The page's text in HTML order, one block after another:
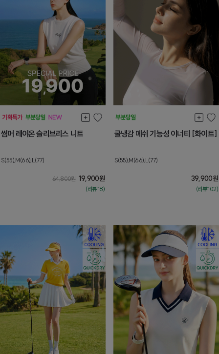
썸머 레이온 슬리브리스 니트
S(55),M(66),L(77)
64,800원 19,900원
(리뷰:18)
쿨냉감 메쉬 기능성 이너티 [화이트]
S(55),M(66),L(77)
39,900원
(리뷰:102)